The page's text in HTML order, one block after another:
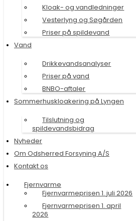
Kloak- og vandledninger
Vesterlyng og Søgården
Priser på spildevand
Vand
Drikkevandsanalyser
Priser på vand
BNBO-aftaler
Sommerhuskloakering på Lyngen
Tilslutning og
spildevandsbidrag
Nyheder
Om Odsherred Forsyning A/S
Kontakt os
Fjernvarme
Fjernvarmeprisen 1. juli 2026
Fjernvarmeprisen 1. april
2026